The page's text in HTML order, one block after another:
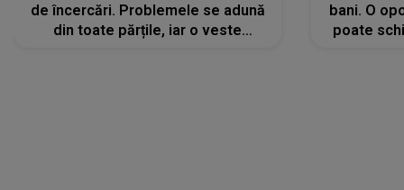
de încercări. Problemele se adună
din toate părțile, iar o veste
bani. O
poate